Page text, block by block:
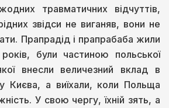
травматичних відчуттів,
звідси не виганяв, вони не
Прапрадід і прапрабаба жили
були частиною польської
внесли величезний вклад в
Києва, а виїхали, коли Польща
У свою чергу, їхній зять, а